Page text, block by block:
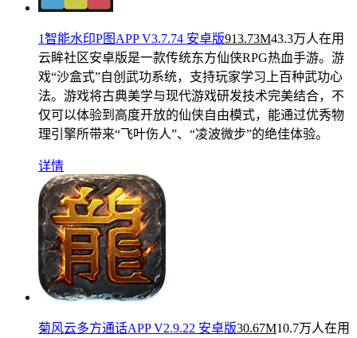
1智能水印P图APP V3.7.74 安卓版913.73M43.3万人在用
云眸社区安卓版是一款传统东方仙侠RPG热血手游。游
戏“沙盒式”自创武功系统，支持玩家学习上百种武功心
法。游戏将古典美学与现代游戏研发技术完美结合，不
仅可以体验到高度开放的仙侠自由模式，能通过优秀物
理引擎所带来“飞叶伤人”、“凌波微步”的绝佳体验。
详情
菊风云多方通话APP V2.9.22 安卓版30.67M10.7万人在用